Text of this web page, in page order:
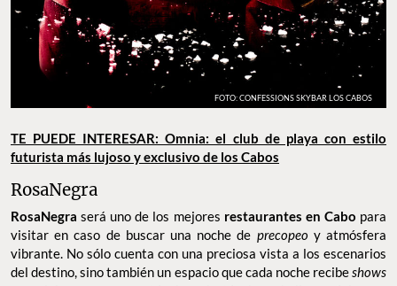
FOTO: CONFESSIONS SKYBAR LOS CABOS
TE PUEDE INTERESAR: Omnia: el club de playa con estilo
futurista más lujoso y exclusivo de los Cabos
RosaNegra
RosaNegraserá uno de los mejores restaurantes en Cabo para
visitar en caso de buscar una noche de precopeo y atmósfera
vibrante. No sólo cuenta con una preciosa vista a los escenarios
del destino, sino también un espacio que cada noche recibeshows